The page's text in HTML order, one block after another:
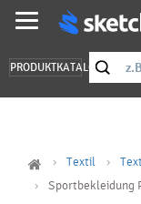
PRODUKTKATALOG
Textil
Sportbekleidung